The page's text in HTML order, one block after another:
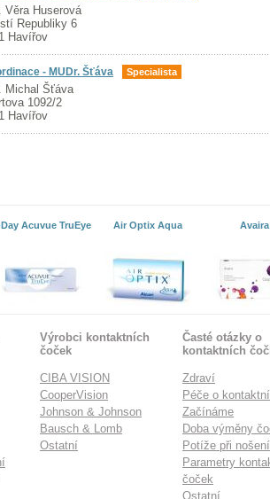
Věra Huserová
Republiky 6
Havířov
- MUDr. Šťáva Specialista
Michal Šťáva
1092/2
Havířov
Acuvue TruEye Air Optix Aqua Avaira
Výrobci kontaktních
čoček
CIBA VISION
CooperVision
Johnson & Johnson
Bausch & Lomb
Ostatní
Časté otázky o
kontaktních
Zdraví
Péče o
Začínáme
Doba výměny
Potíže při
Parametry
čoček
Ostatní